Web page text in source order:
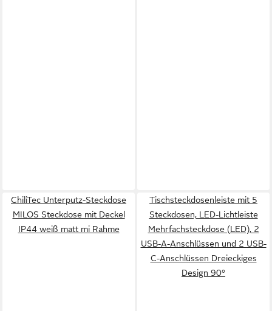
ChiliTec Unterputz-Steckdose
MILOS Steckdose mit Deckel
IP44 weiß matt mi Rahme
Tischsteckdosenleiste mit 5
Steckdosen, LED-Lichtleiste
Mehrfachsteckdose (LED), 2
USB-A-Anschlüssen und 2 USB-
C-Anschlüssen Dreieckiges
Design 90°